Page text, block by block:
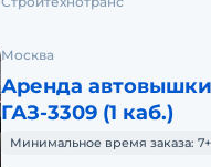
Москва
Аренда
ГАЗ-3309 (1 каб.)
Минимальное время заказа: